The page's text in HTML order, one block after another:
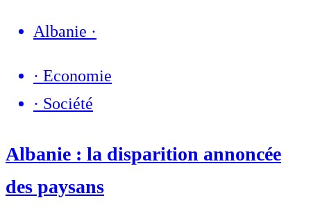
Albanie ·
· Economie
· Société
Albanie : la disparition annoncée
des paysans